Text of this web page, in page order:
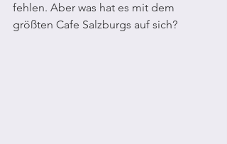
fehlen. Aber was hat es mit dem
größten Cafe Salzburgs auf sich?